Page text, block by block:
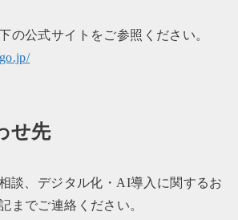
の公式サイトをご参照ください。
せ先
談、デジタル化・AI導入に関するお
までご連絡ください。